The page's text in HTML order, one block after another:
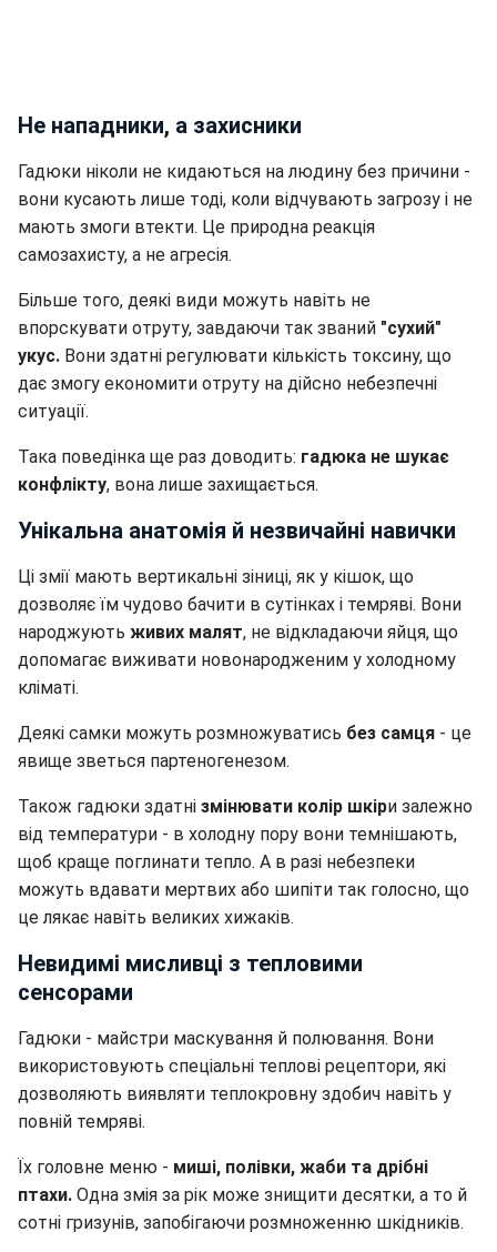
Не нападники, а захисники
Гадюки ніколи не кидаються на людину без причини -
вони кусають лише тоді, коли відчувають загрозу і не
мають змоги втекти. Це природна реакція
самозахисту, а не агресія.
Більше того, деякі види можуть навіть не
впорскувати отруту, завдаючи так званий "сухий"
укус. Вони здатні регулювати кількість токсину, що
дає змогу економити отруту на дійсно небезпечні
ситуації.
Така поведінка ще раз доводить: гадюка не шукає
конфлікту, вона лише захищається.
Унікальна анатомія й незвичайні навички
Ці змії мають вертикальні зіниці, як у кішок, що
дозволяє їм чудово бачити в сутінках і темряві. Вони
народжують живих малят, не відкладаючи яйця, що
допомагає виживати новонародженим у холодному
кліматі.
Деякі самки можуть розмножуватись без самця - це
явище зветься партеногенезом.
Також гадюки здатні змінювати колір шкіри залежно
від температури - в холодну пору вони темнішають,
щоб краще поглинати тепло. А в разі небезпеки
можуть вдавати мертвих або шипіти так голосно, що
це лякає навіть великих хижаків.
Невидимі мисливці з тепловими
сенсорами
Гадюки - майстри маскування й полювання. Вони
використовують спеціальні теплові рецептори, які
дозволяють виявляти теплокровну здобич навіть у
повній темряві.
Їх головне меню - миші, полівки, жаби та дрібні
птахи. Одна змія за рік може знищити десятки, а то й
сотні гризунів, запобігаючи розмноженню шкідників.